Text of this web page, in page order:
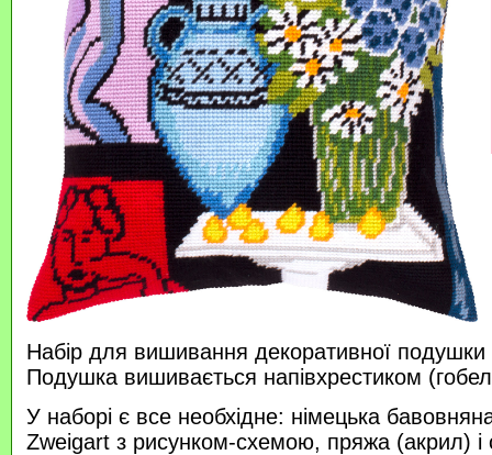
Набір для вишивання декоративної
Подушка вишивається напівхрестиком
У наборі є все необхідне: німецька
Zweigart з рисунком-схемою, пряжа (акрил) і